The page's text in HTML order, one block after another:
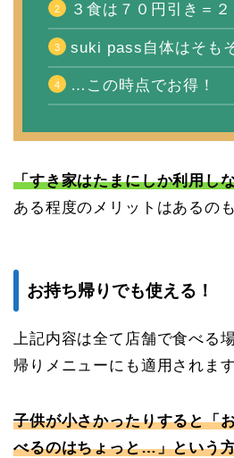
３食は７０円引き＝２
suki pass自体はそも
…この時点でお得！
「すき家はたまにしか利用し
ある程度のメリットはあるの
お持ち帰りでも使える！
上記内容は全て店舗で食べる
帰りメニューにも適用されます
子供が小さかったりすると「
べるのはちょっと…」という